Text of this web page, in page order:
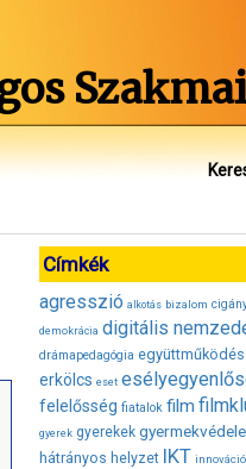
Címkék
agresszió alkotás bizalom
demokrácia digitális
drámapedagógia együttműködés
erkölcs eset
felelősség fiatalok film
gyerek gyerekek
hátrányos helyzet IKT innováció